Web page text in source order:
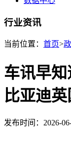
行业资讯
当前位置： 首页>
车讯早
比亚迪
发布时间：2026-